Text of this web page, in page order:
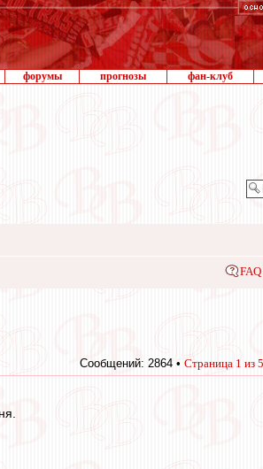
форумы прогнозы фан-клуб
FAQ
Сообщений: 2864 • Страница 1 из